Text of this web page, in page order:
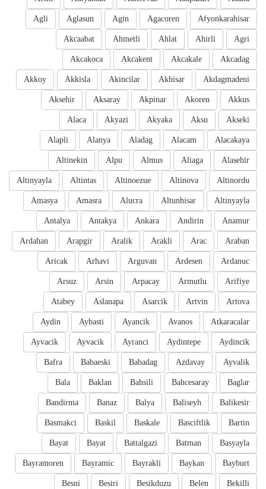
Afyonkarahisar
Agacoren
Agin
Aglasun
Agli
Agri
Ahirli
Ahlat
Ahmetli
Akcaabat
Akcadag
Akcakale
Akcakent
Akcakoca
Akdagmadeni
Akhisar
Akincilar
Akkisla
Akkoy
Akkus
Akoren
Akpinar
Aksaray
Aksehir
Akseki
Aksu
Akyaka
Akyazi
Alaca
Alacakaya
Alacam
Aladag
Alanya
Alapli
Alasehir
Aliaga
Almus
Alpu
Altinekin
Altinordu
Altinova
Altinoezue
Altintas
Altinyayla
Altinyayla
Altunhisar
Alucra
Amasra
Amasya
Anamur
Andirin
Ankara
Antakya
Antalya
Araban
Arac
Arakli
Aralik
Arapgir
Ardahan
Ardanuc
Ardesen
Arguvan
Arhavi
Aricak
Arifiye
Armutlu
Arpacay
Arsin
Arsuz
Artova
Artvin
Asarcik
Aslanapa
Atabey
Atkaracalar
Avanos
Ayancik
Aybasti
Aydin
Aydincik
Aydintepe
Ayranci
Ayvacik
Ayvacik
Ayvalik
Azdavay
Babadag
Babaeski
Bafra
Baglar
Bahcesaray
Bahsili
Baklan
Bala
Balikesir
Baliseyh
Balya
Banaz
Bandirma
Bartin
Basciftlik
Baskale
Baskil
Basmakci
Basyayla
Batman
Battalgazi
Bayat
Bayat
Bayburt
Baykan
Bayrakli
Bayramic
Bayramoren
Bekilli
Belen
Besikduzu
Besiri
Besni